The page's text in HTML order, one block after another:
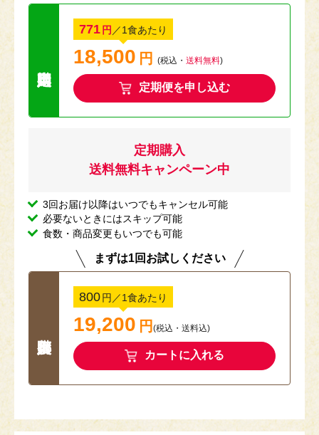
送料無料キャ
771 円 ／1食あたり
18,500 円 (税込・送料無料)
定期便を申し込む
定期購入
送料無料キャンペーン中
3回お届け以降はいつでもキャンセル可能
必要ないときにはスキップ可能
食数・商品変更もいつでも可能
まずは1回お試しください
800円 ／1食あたり
19,200 円(税込 ・送料込)
カートに入れる